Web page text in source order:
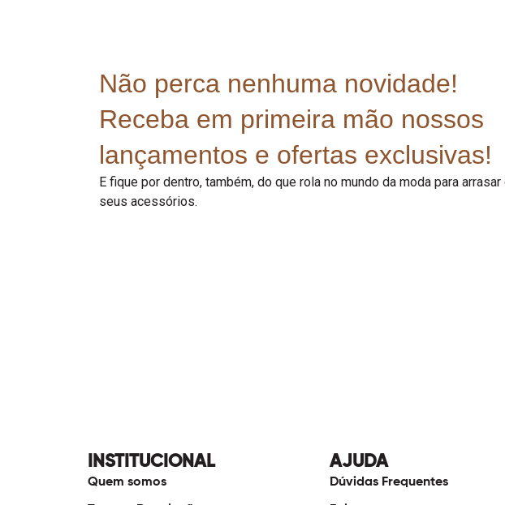
Não perca nenhuma novidade!
Receba em primeira mão nossos
lançamentos e ofertas exclusivas!
E fique por dentro, também, do que rola no mundo da moda para arrasar
seus acessórios.
INSTITUCIONAL
Quem somos
AJUDA
Dúvidas Frequentes